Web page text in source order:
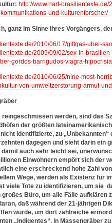
http://www.hart-
und-kulturenforscher/
ganz im Sinne ihres Vorgängers,
2010/06/17/giftgas-uber-
2009/09/02/sex-in-
gordos-barrigudos-viagra-
2010/06/25/nine-most-
von-umweltzerstorung-armut-
reingeschmissen werden, sind das
der größten
identifizierte, zu
dagegen und sieht darin ein
auch sehr leicht sei,
Einwohnern empört sich der
eine erschreckend hohe Zahl
Wege, werden als Existenz für
viele Tote zu identifizieren, um sie
Büro, um alle Fälle aufklären
daß während der 21-jährigen
wurde, um dort zahlreiche
„Indigentes“, in Massengräber